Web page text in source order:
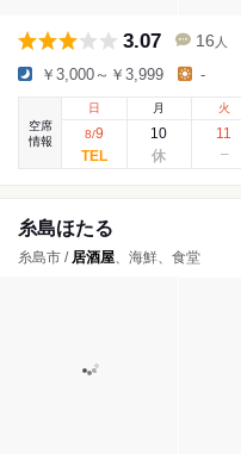
3.07 16 人
￥3,000～￥3,999 -
空席
情報
日
8/9
月
10
火
11
糸島ほたる
糸島市 / 居酒屋、海鮮、食堂